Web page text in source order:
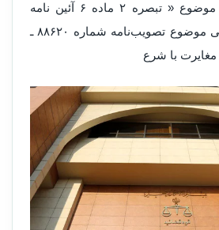
در شهرکهای صنعتی موضوع « تبصره ۲ ماده ۶ آئین نامه
تسهیلات اعطائی بانکی موضوع تصویب‌نامه شماره ۸۸۶۲۰ ـ